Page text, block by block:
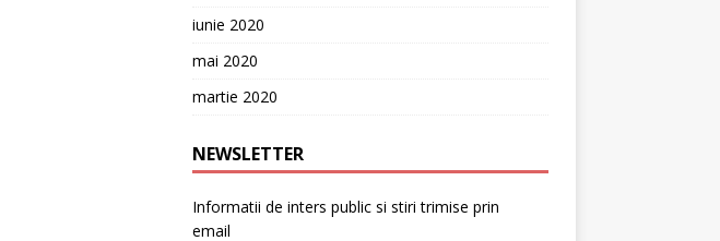
iunie 2020
mai 2020
martie 2020
NEWSLETTER
Informatii de inters public si stiri trimise prin
email